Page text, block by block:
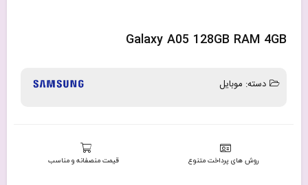
Galaxy A05 128GB RAM 4GB
دسته: موبایل
روش های پرداخت متنوع قیمت منصفانه و مناسب